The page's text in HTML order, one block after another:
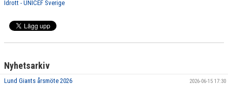
Idrott - UNICEF Sverige
Nyhetsarkiv
Lund Giants årsmöte 2026 2026-06-15 17:30